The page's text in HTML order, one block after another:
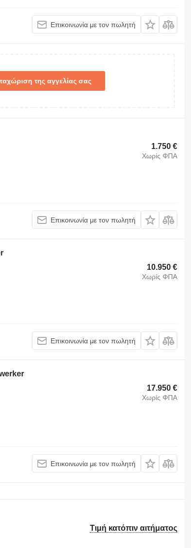
Επικοινωνία με τον πωλητή
της αγγελίας σας
1.750 €
Χωρίς ΦΠΑ
Επικοινωνία με τον πωλητή
10.950 €
Χωρίς ΦΠΑ
Επικοινωνία με τον πωλητή
17.950 €
Χωρίς ΦΠΑ
Επικοινωνία με τον πωλητή
Τιμή κατόπιν αιτήματος